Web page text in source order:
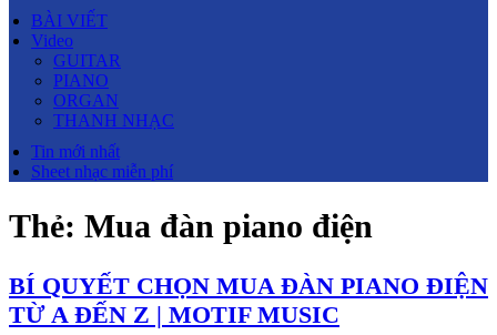
BÀI VIẾT
Video
GUITAR
PIANO
ORGAN
THANH NHẠC
Tin mới nhất
Sheet nhạc miễn phí
Thẻ: Mua đàn piano điện
BÍ QUYẾT CHỌN MUA ĐÀN PIANO ĐIỆN
TỪ A ĐẾN Z | MOTIF MUSIC